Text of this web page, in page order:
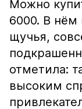
Можно
6000. В
щучья,
отметила:
высоким